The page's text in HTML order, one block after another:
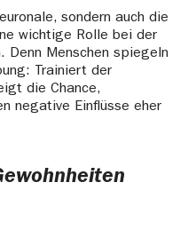
sondern auch die
wichtige Rolle bei der
Denn Menschen spiegeln
Trainiert der
die Chance,
negative Einflüsse eher